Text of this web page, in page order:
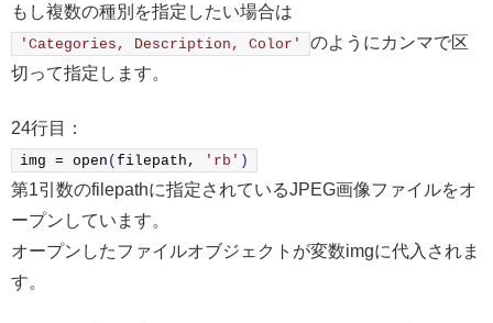
もし複数の種別を指定したい場合は
'Categories, Description, Color'
のようにカンマで区
切って指定します。
24行目：
img = open ( filepath, 'rb' )
第1引数のfilepathに指定されているJPEG画像ファイルをオ
ープンしています。
オープンしたファイルオブジェクトが変数imgに代入されま
す。